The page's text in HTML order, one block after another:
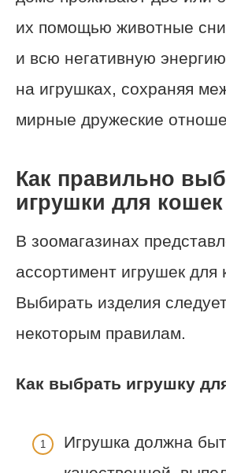
их помощью животные
и всю негативную
на игрушках, сохраняя
мирные дружеские
Как правильно
игрушки для кошек
В зоомагазинах
ассортимент игрушек для
Выбирать изделия
некоторым правилам.
Как выбрать игрушку
Игрушка должна